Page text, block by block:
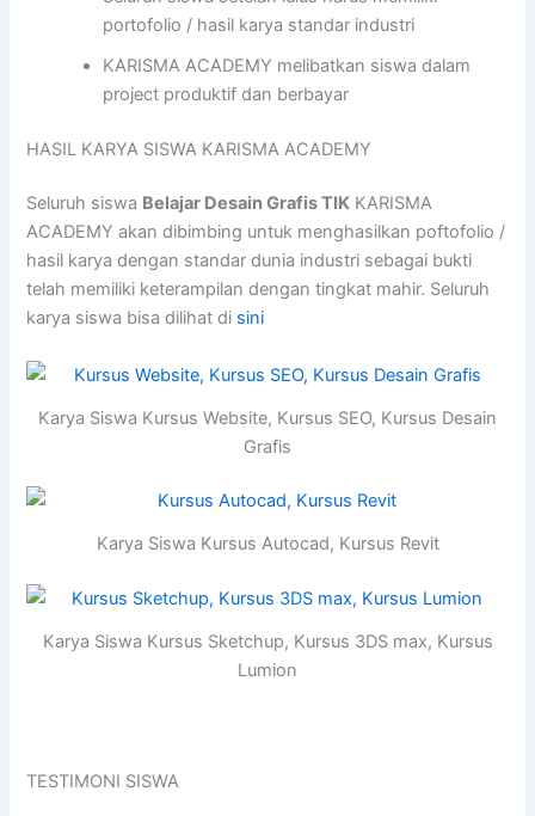
portofolio / hasil karya standar industri
KARISMA ACADEMY melibatkan siswa dalam
project produktif dan berbayar
HASIL KARYA SISWA KARISMA ACADEMY
Seluruh siswa Belajar Desain Grafis TIK KARISMA
ACADEMY akan dibimbing untuk menghasilkan poftofolio /
hasil karya dengan standar dunia industri sebagai bukti
telah memiliki keterampilan dengan tingkat mahir. Seluruh
karya siswa bisa dilihat di sini
Karya Siswa Kursus Website, Kursus SEO, Kursus Desain
Grafis
Karya Siswa Kursus Autocad, Kursus Revit
Karya Siswa Kursus Sketchup, Kursus 3DS max, Kursus
Lumion
TESTIMONI SISWA